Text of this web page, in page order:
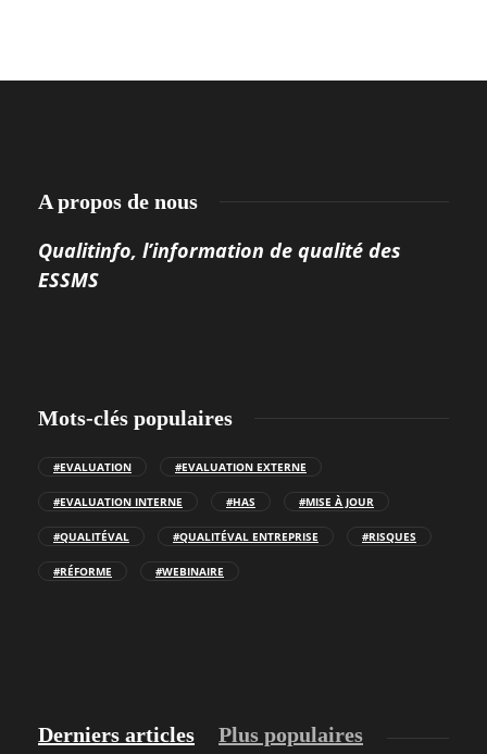
A propos de nous
Qualitinfo, l’information de qualité des
ESSMS
Mots-clés populaires
#EVALUATION #EVALUATION EXTERNE
#EVALUATION INTERNE #HAS #MISE À JOUR
#QUALITÉVAL #QUALITÉVAL ENTREPRISE #RISQUES
#RÉFORME #WEBINAIRE
Derniers articles Plus populaires